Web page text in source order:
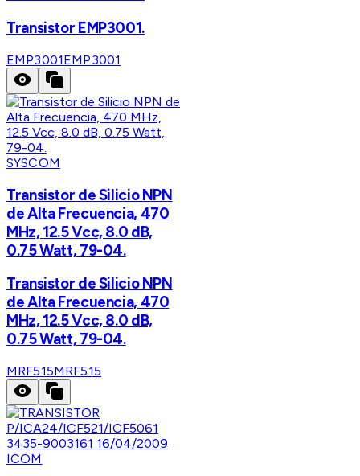
Transistor EMP3001.
EMP3001EMP3001
SYSCOM
Transistor de Silicio NPN
de Alta Frecuencia, 470
MHz, 12.5 Vcc, 8.0 dB,
0.75 Watt, 79-04.
Transistor de Silicio NPN
de Alta Frecuencia, 470
MHz, 12.5 Vcc, 8.0 dB,
0.75 Watt, 79-04.
MRF515MRF515
ICOM